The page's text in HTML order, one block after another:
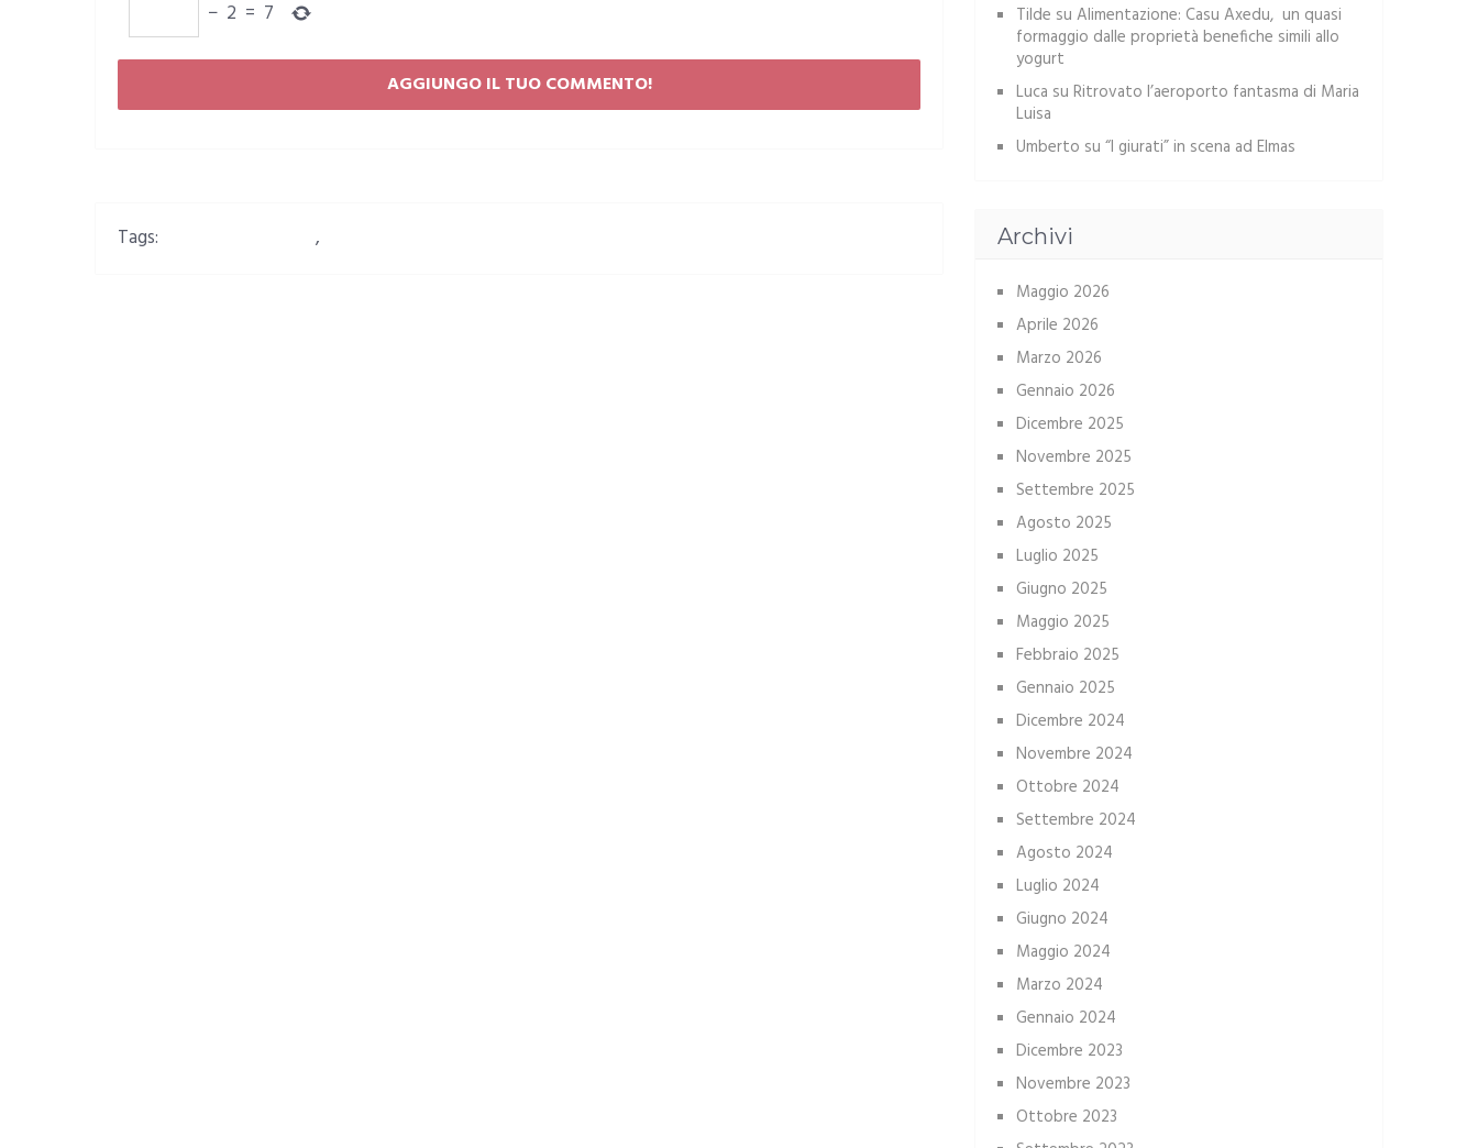
− 2 = 7
Tags: ,
Tilde su Alimentazione: Casu Axedu, un quasi
formaggio dalle proprietà benefiche simili allo
yogurt
Luca su Ritrovato l’aeroporto fantasma di Maria
Luisa
Umberto su “I giurati” in scena ad Elmas
Archivi
Maggio 2026
Aprile 2026
Marzo 2026
Gennaio 2026
Dicembre 2025
Novembre 2025
Settembre 2025
Agosto 2025
Luglio 2025
Giugno 2025
Maggio 2025
Febbraio 2025
Gennaio 2025
Dicembre 2024
Novembre 2024
Ottobre 2024
Settembre 2024
Agosto 2024
Luglio 2024
Giugno 2024
Maggio 2024
Marzo 2024
Gennaio 2024
Dicembre 2023
Novembre 2023
Ottobre 2023